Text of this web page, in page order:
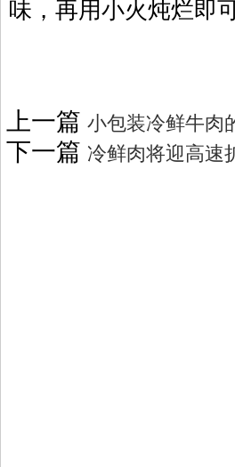
味，再用小火炖烂即可
上一篇 小包装冷鲜牛肉
下一篇 冷鲜肉将迎高速